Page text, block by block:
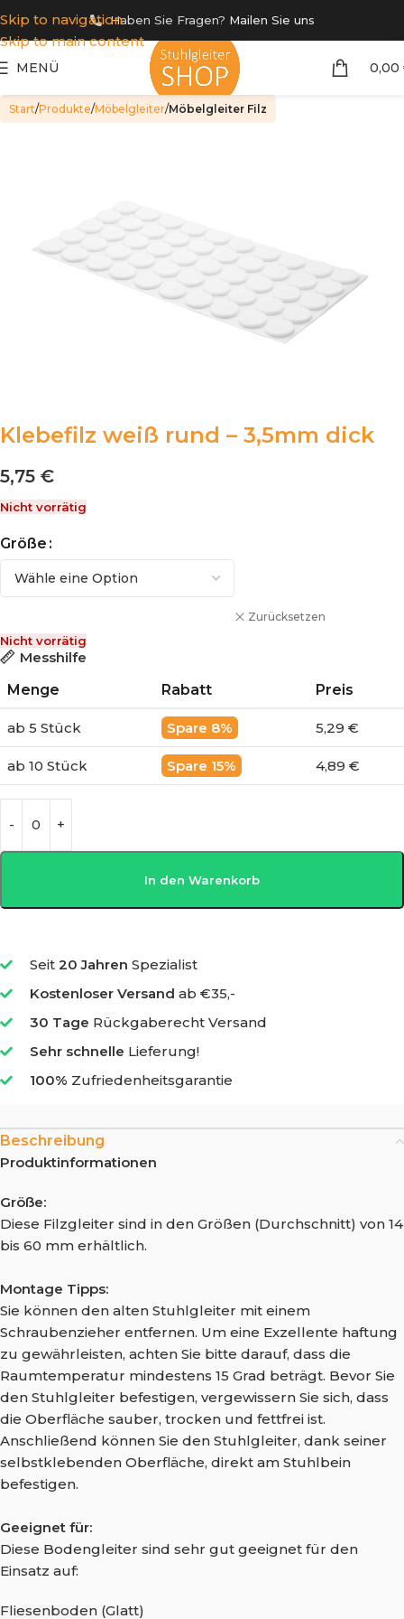
Skip to navigation
Skip to main content
Haben Sie Fragen? Mailen Sie uns
MENÜ 0,00
Start Produkte Möbelgleiter Möbelgleiter Filz
Klebefilz weiß rund – 3,5mm dick
5,75 €
Nicht vorrätig
Größe
Zurücksetzen
Nicht vorrätig
Messhilfe
Menge
Rabatt Preis
ab 5 Stück 8% 5,29 €
ab 10 Stück 15% 4,89 €
In den Warenkorb
Seit 20 Jahren Spezialist
Kostenloser Versand ab €35,-
30 Tage Rückgaberecht Versand
Sehr schnelle Lieferung!
100% Zufriedenheitsgarantie
Beschreibung
Produktinformationen
Größe:
Diese Filzgleiter sind in den Größen (Durchschnitt) von 14
bis 60 mm erhältlich.
Montage Tipps:
Sie können den alten Stuhlgleiter mit einem
Schraubenzieher entfernen. Um eine Exzellente haftung
zu gewährleisten, achten Sie bitte darauf, dass die
Raumtemperatur mindestens 15 Grad beträgt. Bevor Sie
den Stuhlgleiter befestigen, vergewissern Sie sich, dass
die Oberfläche sauber, trocken und fettfrei ist.
Anschließend können Sie den Stuhlgleiter, dank seiner
selbstklebenden Oberfläche, direkt am Stuhlbein
befestigen.
Geeignet für:
Diese Bodengleiter sind sehr gut geeignet für den
Einsatz auf:
Fliesenboden (Glatt)